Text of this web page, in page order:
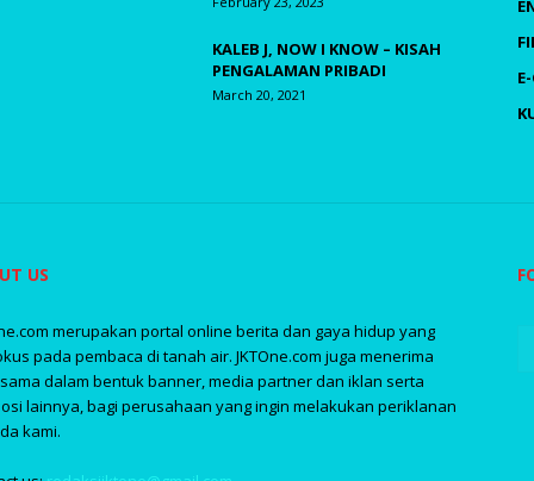
KALEB J, NOW I KNOW – KISAH
PENGALAMAN PRIBADI
March 20, 2021
US
merupakan portal online berita dan gaya hidup yang
pada pembaca di tanah air. JKTOne.com juga menerima
dalam bentuk banner, media partner dan iklan serta
lainnya, bagi perusahaan yang ingin melakukan periklanan
kami.